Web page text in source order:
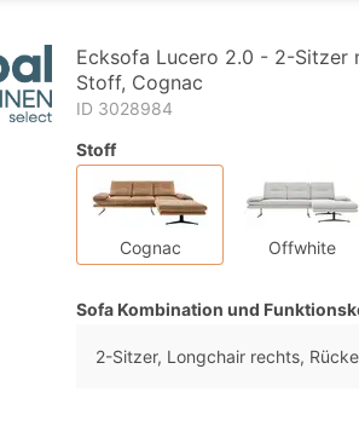
Ecksofa Lucero 2.0 - 2-Sitzer
Stoff, Cognac
ID 3028984
Stoff
Cognac Offwhite
Sofa Kombination und
2-Sitzer, Longchair rechts,